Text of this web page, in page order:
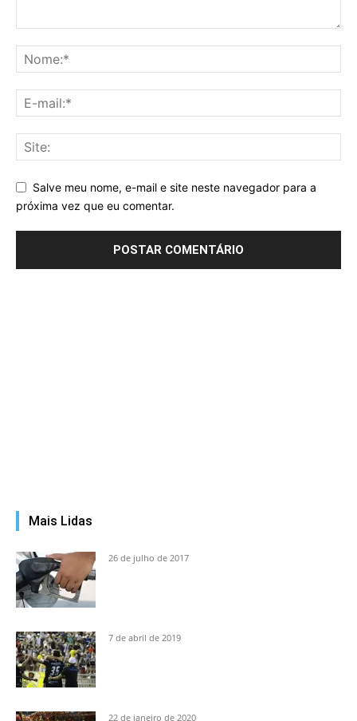
Salve meu nome, e-mail e site neste navegador para a
próxima vez que eu comentar.
Mais Lidas
26 de julho de 2017
7 de abril de 2019
22 de janeiro de 2020